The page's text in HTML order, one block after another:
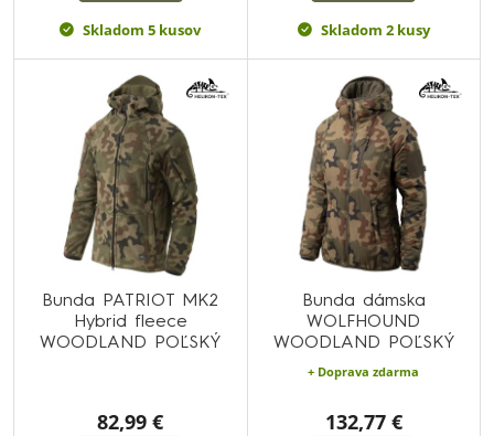
Skladom 5 kusov Skladom 2 kusy
Bunda PATRIOT MK2
Hybrid fleece
WOODLAND POĽSKÝ
82,99 €
Bunda dámska
WOLFHOUND
WOODLAND POĽSKÝ
+ Doprava zdarma
132,77 €